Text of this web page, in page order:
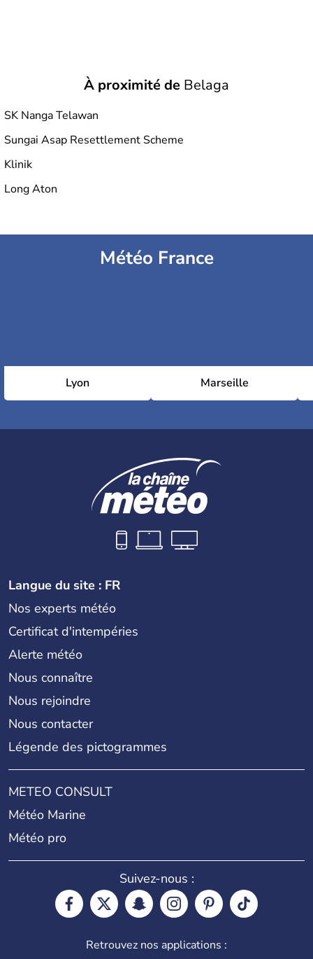
À proximité de Belaga
SK Nanga Telawan
Sungai Asap Resettlement Scheme
Klinik
Long Aton
Météo France
Lyon Marseille
Langue du site : FR
Nos experts météo
Certificat d'intempéries
Alerte météo
Nous connaître
Nous rejoindre
Nous contacter
Légende des pictogrammes
METEO CONSULT
Météo Marine
Météo pro
Suivez-nous :
Retrouvez nos applications :